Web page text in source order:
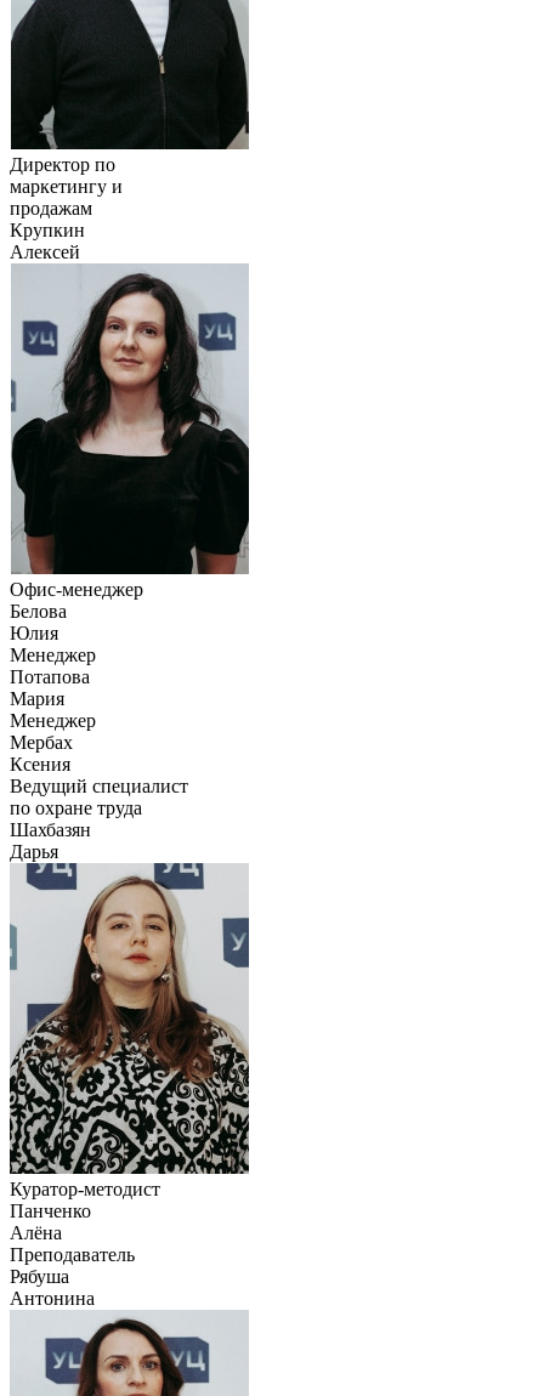
Директор по
маркетингу и
продажам
Крупкин
Алексей
Офис-менеджер
Белова
Юлия
Менеджер
Потапова
Мария
Менеджер
Мербах
Ксения
Ведущий специалист
по охране труда
Шахбазян
Дарья
Куратор-методист
Панченко
Алёна
Преподаватель
Рябуша
Антонина